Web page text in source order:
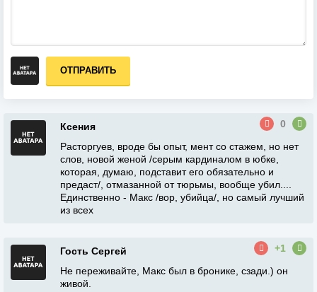
ОТПРАВИТЬ
Ксения
0
Расторгуев, вроде бы опыт, мент со стажем, но нет
слов, новой женой /серым кардиналом в юбке,
которая, думаю, подставит его обязательно и
предаст/, отмазанной от тюрьмы, вообще убил....
Единственно - Макс /вор, убийца/, но самый лучший
из всех
Гость Сергей
+1
Не переживайте, Макс был в бронике, сзади.) он
живой.